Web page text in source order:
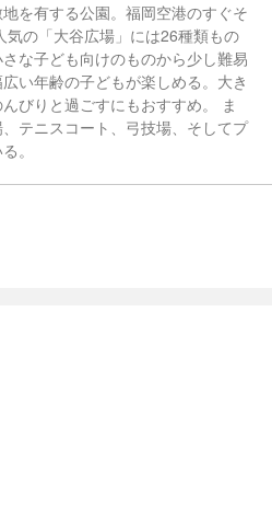
を有する公園。福岡空港のすぐそ
気の「大谷広場」には26種類もの
な子ども向けのものから少し難易
い年齢の子どもが楽しめる。大き
びりと過ごすにもおすすめ。 ま
テニスコート、弓技場、そしてプ
。